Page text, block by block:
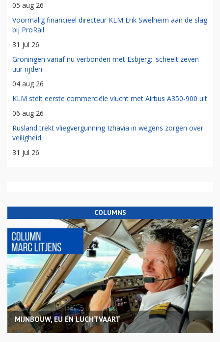
05 aug 26
Voormalig financieel directeur KLM Erik Swelheim aan de slag
bij ProRail
31 jul 26
Groningen vanaf nu verbonden met Esbjerg: 'scheelt zeven
uur rijden'
04 aug 26
KLM stelt eerste commerciële vlucht met Airbus A350-900 uit
06 aug 26
Rusland trekt vliegvergunning Izhavia in wegens zorgen over
veiligheid
31 jul 26
COLUMNS
MIJNBOUW, EU EN LUCHTVAART